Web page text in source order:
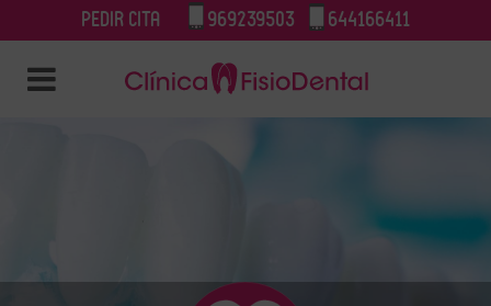
Pedir cita 969239503 644166411